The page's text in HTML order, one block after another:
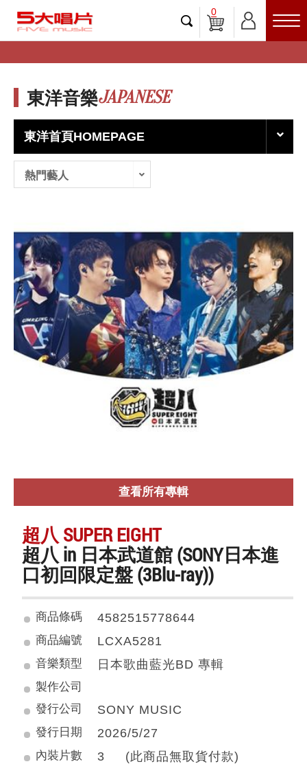
0
東洋音樂JAPANESE
東洋首頁HOMEPAGE
熱門藝人
查看所有專輯
超八 SUPER EIGHT
超八 in 日本武道館 (SONY日本進
口初回限定盤 (3Blu-ray))
商品條碼 4582515778644
商品編號 LCXA5281
音樂類型 日本歌曲藍光BD 專輯
製作公司
發行公司
SONY MUSIC
發行日期 2026/5/27
內裝片數 3 (此商品無取貨付款)